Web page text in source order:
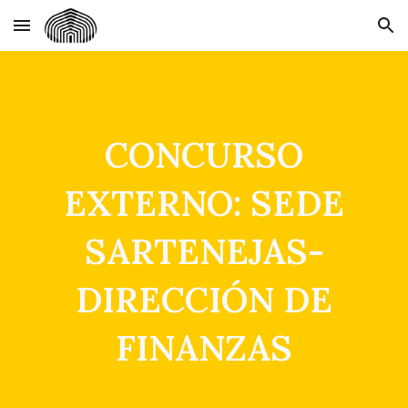
Skip to main content Skip to navigation
CONCURSO
EXTERNO: SEDE
SARTENEJAS-
DIRECCIÓN DE
FINANZAS